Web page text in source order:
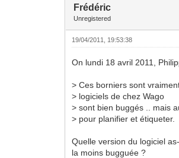
Frédéric
Unregistered
19/04/2011, 19:53:38
On lundi 18 avril 2011,
> Ces borniers sont
> logiciels de chez Wago
> sont bien buggés .. mais
> pour planifier et étiqueter.
Quelle version du logiciel
la moins bugguée ?